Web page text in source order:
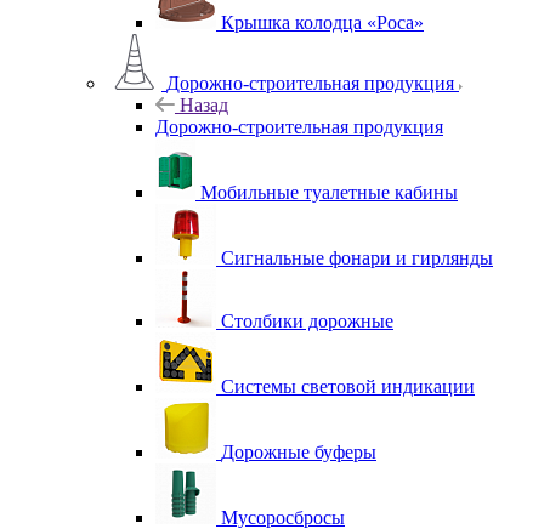
Крышка колодца «Роса»
Дорожно-строительная продукция
Назад
Дорожно-строительная продукция
Мобильные туалетные кабины
Сигнальные фонари и гирлянды
Столбики дорожные
Системы световой индикации
Дорожные буферы
Мусоросбросы